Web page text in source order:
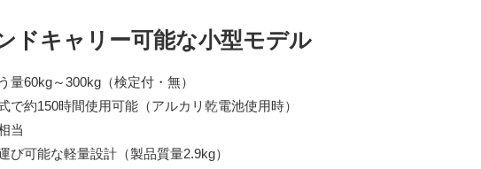
ドキャリー可能な小型モデル
量60kg～300kg（検定付・無）
で約150時間使用可能（アルカリ乾電池使用時）
当
び可能な軽量設計（製品質量2.9kg）